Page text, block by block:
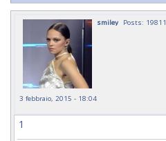
smiley Posts: 19811
3 febbraio, 2015 - 18:04
1